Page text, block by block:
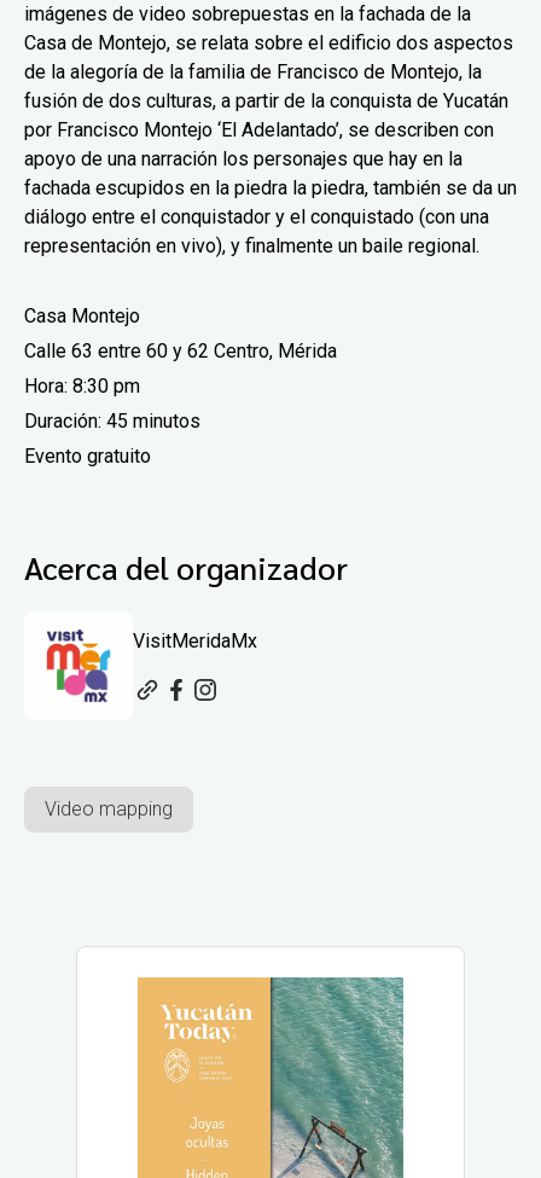
imágenes de video sobrepuestas en la fachada de la
Casa de Montejo, se relata sobre el edificio dos aspectos
de la alegoría de la familia de Francisco de Montejo, la
fusión de dos culturas, a partir de la conquista de Yucatán
por Francisco Montejo ‘El Adelantado’, se describen con
apoyo de una narración los personajes que hay en la
fachada escupidos en la piedra la piedra, también se da un
diálogo entre el conquistador y el conquistado (con una
representación en vivo), y finalmente un baile regional.
Casa Montejo
Calle 63 entre 60 y 62 Centro, Mérida
Hora: 8:30 pm
Duración: 45 minutos
Evento gratuito
Acerca del organizador
VisitMeridaMx
Video mapping